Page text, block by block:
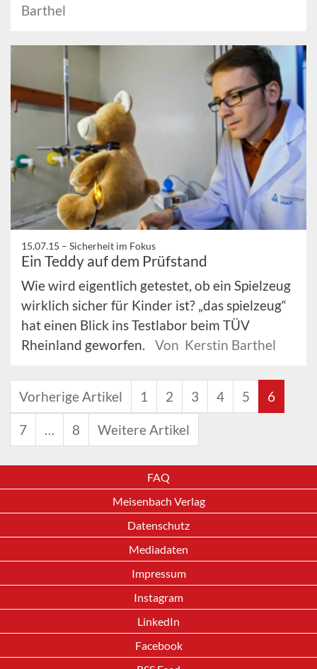
Barthel
15.07.15 – Sicherheit im Fokus
Ein Teddy auf dem Prüfstand
Wie wird eigentlich getestet, ob ein Spielzeug
wirklich sicher für Kinder ist? „das spielzeug“
hat einen Blick ins Testlabor beim TÜV
Rheinland geworfen.
Von Kerstin Barthel
Vorherige Artikel 1 2 3 4 5 6
7 … 8 Weitere Artikel
FAQ
Meisenbach Verlag
Datenschutz
Mediadaten
Impressum
Instagram
LinkedIn
Facebook